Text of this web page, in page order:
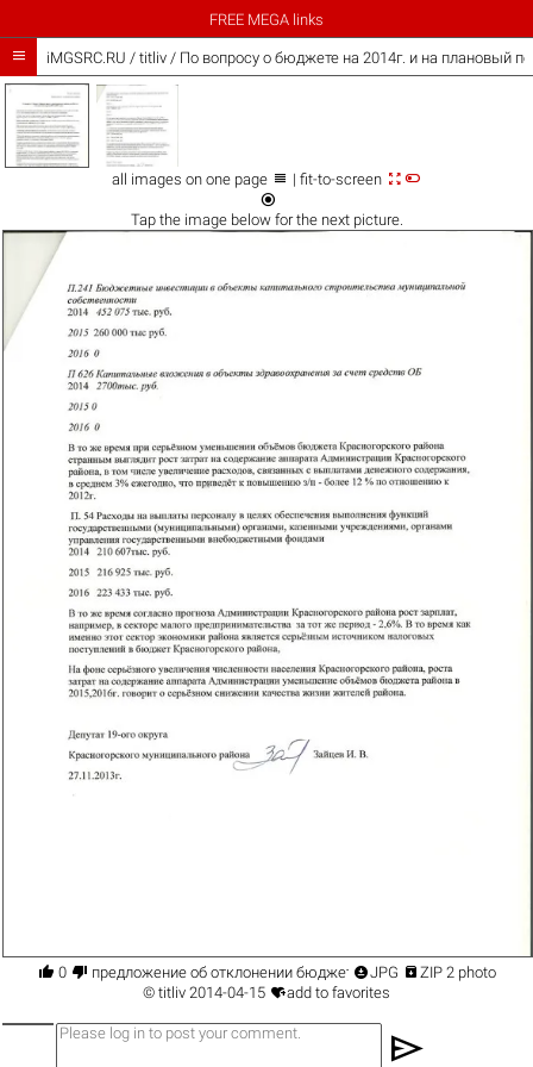
FREE MEGA links
 iMGSRC.RU / titliv/ По вопросу о бюджете на 2014г. и на плановый
all images on one page  | fit-to-screen 

Tap the imagebelow for the next picture.
 0  предложение об отклонении бюджет JPG  ZIP 2 photo
© titliv 2014-04-15 add to favorites
send